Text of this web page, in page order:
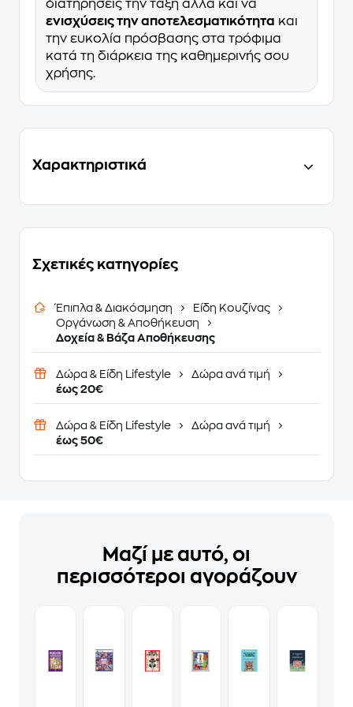
διατηρήσεις την τάξη αλλά και να
ενισχύσεις την αποτελεσματικότητα και
την ευκολία πρόσβασης στα τρόφιμα
κατά τη διάρκεια της καθημερινής σου
χρήσης.
Χαρακτηριστικά
Σχετικές κατηγορίες
Έπιπλα & Διακόσμηση
Είδη Κουζίνας
Οργάνωση & Αποθήκευση
Δοχεία & Βάζα Αποθήκευσης
Δώρα & Είδη Lifestyle
Δώρα ανά τιμή
έως 20€
Δώρα & Είδη Lifestyle
Δώρα ανά τιμή
έως 50€
Μαζί με αυτό, οι
περισσότεροι αγοράζουν